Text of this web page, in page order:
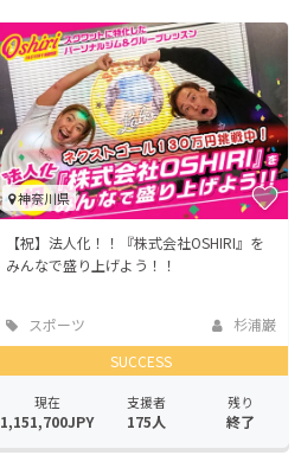
神奈川県
【祝】法人化！！『株式会社OSHIRI』を
みんなで盛り上げよう！！
スポーツ
杉浦巌
SUCCESS
現在
1,151,700JPY
支援者
175人
残り
終了